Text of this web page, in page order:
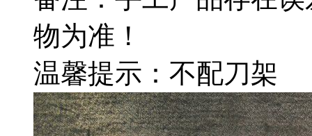
物为准！
温馨提示：不配刀架